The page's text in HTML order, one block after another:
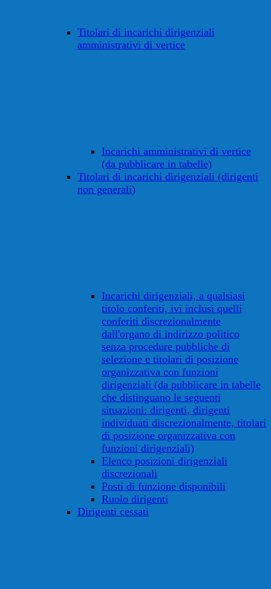
Titolari di incarichi dirigenziali
amministrativi di vertice
Incarichi amministrativi di vertice
(da pubblicare in tabelle)
Titolari di incarichi dirigenziali (dirigenti
non generali)
Incarichi dirigenziali, a qualsiasi
titolo conferiti, ivi inclusi quelli
conferiti discrezionalmente
dall'organo di indirizzo politico
senza procedure pubbliche di
selezione e titolari di posizione
organizzativa con funzioni
dirigenziali (da pubblicare in tabelle
che distinguano le seguenti
situazioni: dirigenti, dirigenti
individuati discrezionalmente, titolari
di posizione organizzativa con
funzioni dirigenziali)
Elenco posizioni dirigenziali
discrezionali
Posti di funzione disponibili
Ruolo dirigenti
Dirigenti cessati